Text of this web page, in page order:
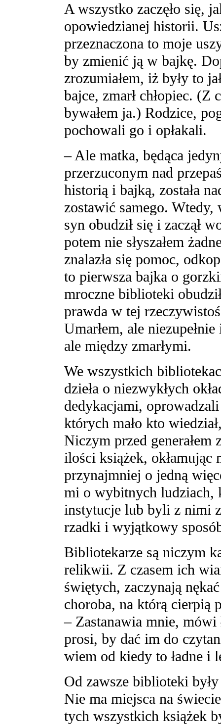
A wszystko zaczęło się,
opowiedzianej historii.
przeznaczona to moje
by zmienić ją w bajkę.
zrozumiałem, iż były to
bajce, zmarł chłopiec. (Z
bywałem ja.) Rodzice,
pochowali go i opłakali.
– Ale matka, będąca
przerzuconym nad
historią i bajką, została
zostawić samego.
syn obudził się i zaczął
potem nie słyszałem
znalazła się pomoc,
to pierwsza bajka o
mroczne biblioteki
prawda w tej
Umarłem, ale
ale między zmarłymi.
We wszystkich
dzieła o niezwykłych
dedykacjami,
których mało kto
Niczym przed generałem
ilości książek, okłamując
przynajmniej o jedną
mi o wybitnych ludziach,
instytucje lub byli z nimi
rzadki i wyjątkowy
Bibliotekarze są niczym
relikwii. Z czasem ich
świętych, zaczynają
choroba, na którą cierpią
– Zastanawia mnie, mówi
prosi, by dać im do
wiem od kiedy to ładne i
Od zawsze biblioteki
Nie ma miejsca na
tych wszystkich książek